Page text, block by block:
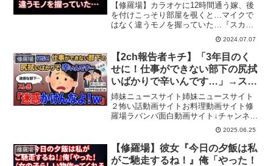
っていた…
【修羅場】カラオケに12時間通う嫁、後
を付けこっそり部屋を覗くと…マイクで
はなく違うモノを握っていた…『スカッ
と汚嫁ニャンバ』では日常で起こる様々
な修羅場な体験談を朗読形式で投稿して
おります。是非チャンネル登録をお願い
いたします！#修羅場 ...
2024.07.07
修羅場
【2ch報告者キチ】「3年目のく
せに！仕事ができない部下の尻拭
いばかりで辛いんです…」→スレ
民「迷惑かけんなよ！ｗ」【ゆっ
くり解説】
姉妹ニュースサイト姉妹ニュースサイト
２怖い話動画サイトお料理動画サイト修
羅場ラバンバ面白動画サイト↓チャンネル
登録よろしくお願いします↓URL：1話
目 0:00:002話目 0:21:41▼チャンネル
の動画における教育的価値と独自性この
チャ...
2025.06.25
修羅場
【修羅場】彼女『今日の夕飯は私
がご馳走するね！』俺「やった！